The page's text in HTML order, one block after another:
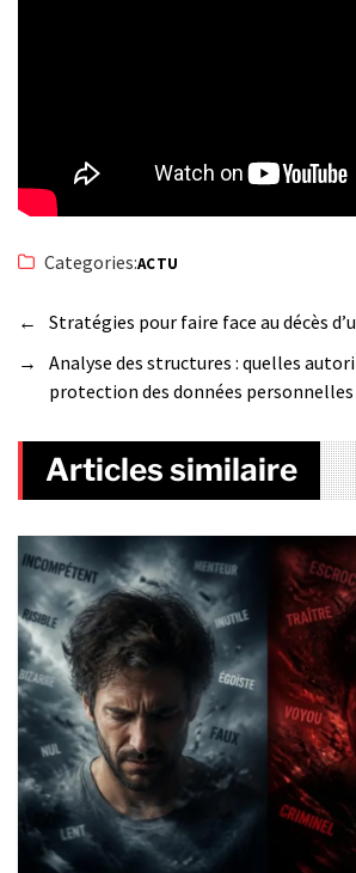
Categories:ACTU
←
Stratégies pour faire face au décès
→
Analyse des structures : quelles
protection des données personnelles
Articles similaire